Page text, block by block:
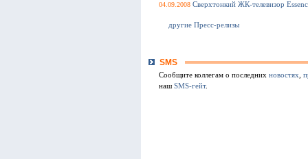
04.09.2008 Сверхтонкий ЖК-телевизор
другие Пресс-релизы
SMS
Сообщите коллегам о последних новостях
наш SMS-гейт.